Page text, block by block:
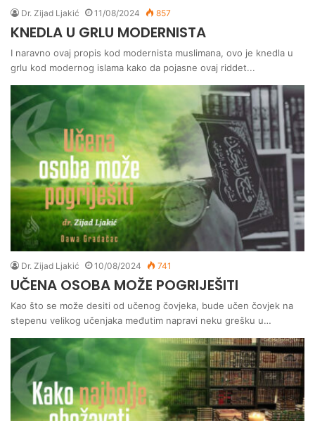
Dr. Zijad Ljakić 11/08/2024 857
KNEDLA U GRLU MODERNISTA
I naravno ovaj propis kod modernista muslimana, ovo je knedla u
grlu kod modernog islama kako da pojasne ovaj riddet...
Dr. Zijad Ljakić 10/08/2024 741
UČENA OSOBA MOŽE POGRIJEŠITI
Kao što se može desiti od učenog čovjeka, bude učen čovjek na
stepenu velikog učenjaka međutim napravi neku grešku u…